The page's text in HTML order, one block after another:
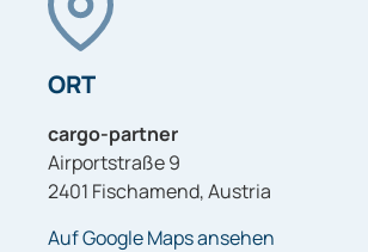
ORT
cargo-partner
Airportstraße 9
2401 Fischamend,Austria
Auf Google Maps ansehen